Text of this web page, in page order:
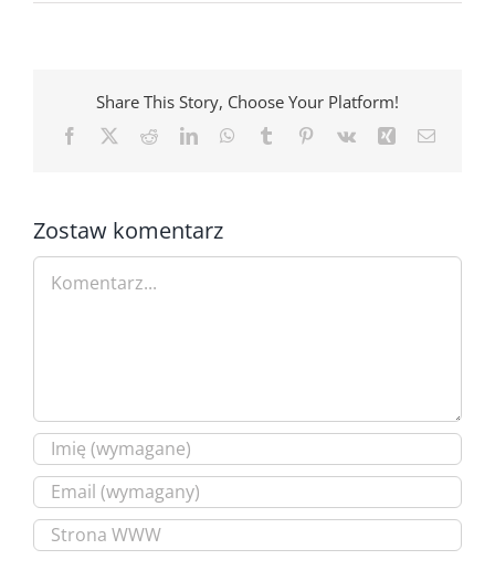
Share This Story, Choose Your Platform!
Facebook RedditLinkedInWhatsApp
Tumblr Pinterest
Vk Xing Email
Zostaw komentarz
Comment